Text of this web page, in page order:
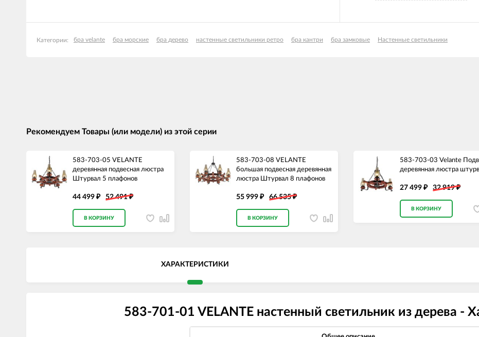
Категории: бра velante бра морские бра дерево настенные светильники ретро бра кантри бра замковые Настенные светильники
Рекомендуем Товары (или модели) из этой серии
583-703-05 VELANTE
деревянная подвесная люстра
Штурвал 5 плафонов
44 499 ₽ 52 491₽
В КОРЗИНУ
583-703-08 VELANTE
большая подвесная деревянная
люстра Штурвал 8 плафонов
55 999 ₽ 66 535₽
В КОРЗИНУ
583-703-03 Velante
деревянная люстра
27 499 ₽ 32 919₽
В КОРЗИНУ
ХАРАКТЕРИСТИКИ
583-701-01 VELANTE настенный светильник из дерева -